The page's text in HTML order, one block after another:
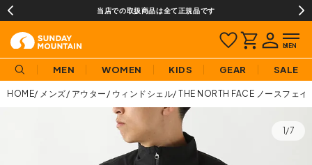
当店での取扱商品は全て正規品です
MEN WOMEN KIDS GEAR SALE
HOME メンズ アウター ウィンドシェル THE NORTH FACE ノースフェ
1/7